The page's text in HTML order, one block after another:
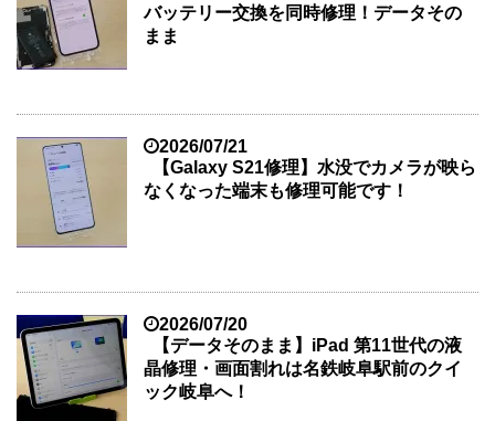
バッテリー交換を同時修理！データその
まま
2026/07/21
【Galaxy S21修理】水没でカメラが映ら
なくなった端末も修理可能です！
2026/07/20
【データそのまま】iPad 第11世代の液
晶修理・画面割れは名鉄岐阜駅前のクイ
ック岐阜へ！